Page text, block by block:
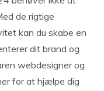
de rigtige
kan du skabe en
dit brand og
webdesigner og
for at hjælpe dig